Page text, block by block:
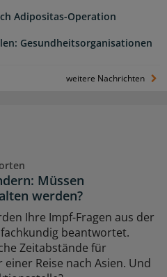
Adipositas-Operation
Gesundheitsorganisationen
weitere Nachrichten
Müssen
werden?
Ihre Impf-Fragen aus der
beantwortet.
Zeitabstände für
Reise nach Asien. Und